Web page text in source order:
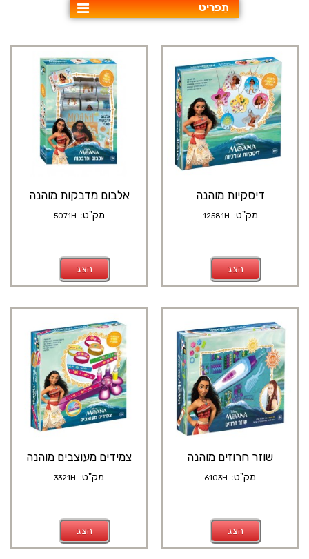
תַפרִיט
אלבום מדבקות מוהנה
מק"ט: 5071H
הצג
דיסקיות מוהנה
מק"ט: 12581H
הצג
צמידים מעוצבים מוהנה
מק"ט: 3321H
הצג
שוזר חרוזים מוהנה
מק"ט: 6103H
הצג